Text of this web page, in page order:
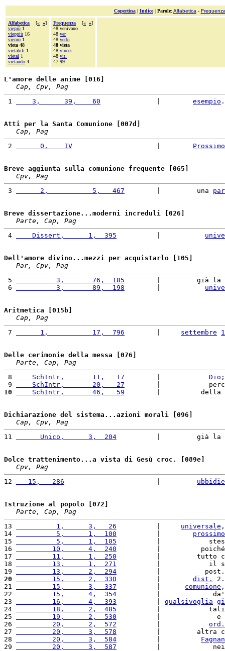
Copertina| Indice| Parole: Alfabetica -
Alfabetica [« »]
viepiù 1
vieppiù 16
vierno 1
vieta 48
vietabili 1
vietai 1
vietando 4
Frequenza [« »]
48 venivano
48 ver
48 verbi
48 vieta
48 vincer
48 vit.
47 99
L'amore delle anime [016]
Cap, Cpv, Pag
1
    3,      39,    60
esempio
Atti per la Santa Comunione [007d]
Cap, Pag
2
      0,    IV
Prossimo
Breve aggiunta sulla comunione frequente [065]
Cpv, Pag
3
      2,           5,   467
        |         una
Breve dissertazione...moderni increduli [026]
Parte, Cap, Pag
4
    Dissert,      1,  395
Dell'amore divino...mezzi per acquistarlo [105]
Par, Cpv, Pag
5
          3,       76,  185
        |         già la
6
          3,       89,  198
Aritmetica [015b]
Cap, Pag
7
      1,           17,  796
settembre
Delle cerimonie della messa [076]
Parte, Cap, Pag
8
    SchIntr,       11,   17
Dio
9
    SchIntr,       20,   27
|
10
    SchIntr,       46,   59
        |          della
Dichiarazione del sistema...azioni morali [096]
Cap, Cpv, Pag
11
      Unico,      3,  204
          |         già la
Dolce trattenimento...a vista di Gesù croc. [089e]
Cpv, Pag
12
   15,   286
Istruzione al popolo [072]
Parte, Cap, Pag
13
          1,      3,   26
universale
14
          5,      1,  100
prossimo
15
          5,      1,  105
|
16
         10,      4,  240
|
17
         11,      1,  250
|         tutto
18
         13,      1,  271
|            il
19
         13,      2,  294
|
20
         15,      2,  330
dist.
21
         15,      3,  337
comunione
22
         15,      4,  354
|
23
         16,      4,  393
qualsivoglia
24
         18,      2,  485
|
25
         19,      2,  530
|
26
         20,      2,  572
ord.
27
         20,      3,  578
|         altra
28
         20,      3,  584
29
         20,      3,  587
|